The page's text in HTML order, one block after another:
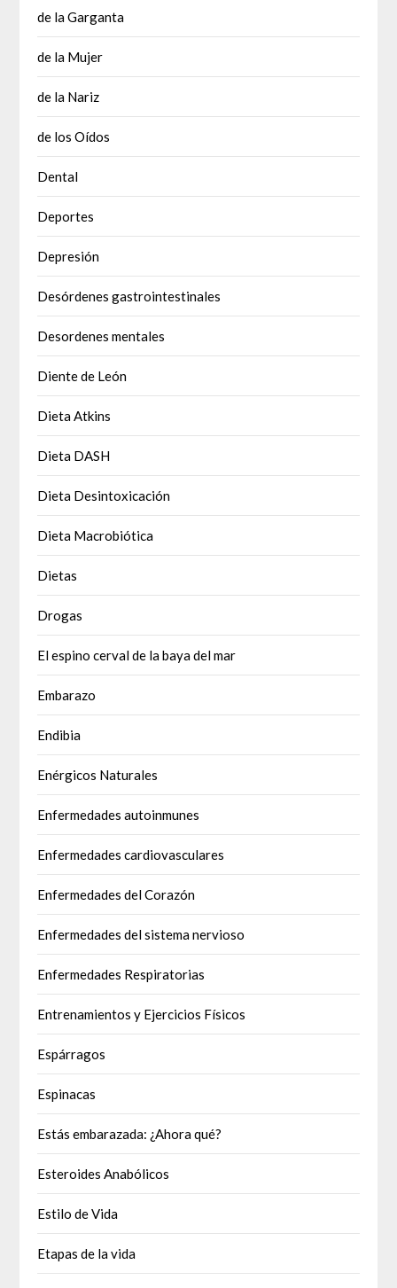
de la Garganta
de la Mujer
de la Nariz
de los Oídos
Dental
Deportes
Depresión
Desórdenes gastrointestinales
Desordenes mentales
Diente de León
Dieta Atkins
Dieta DASH
Dieta Desintoxicación
Dieta Macrobiótica
Dietas
Drogas
El espino cerval de la baya del mar
Embarazo
Endibia
Enérgicos Naturales
Enfermedades autoinmunes
Enfermedades cardiovasculares
Enfermedades del Corazón
Enfermedades del sistema nervioso
Enfermedades Respiratorias
Entrenamientos y Ejercicios Físicos
Espárragos
Espinacas
Estás embarazada: ¿Ahora qué?
Esteroides Anabólicos
Estilo de Vida
Etapas de la vida